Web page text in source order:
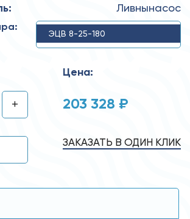
Ливнынасос
ЭЦВ 8-25-180
+
Цена:
203 328 ₽
ЗАКАЗАТЬ В ОДИН КЛИК